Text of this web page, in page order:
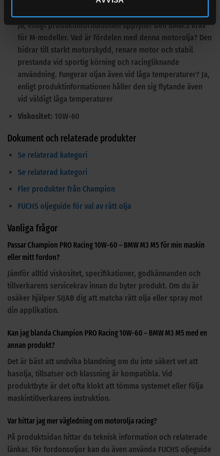
Ja, enligt produktinformationen uppfyller den BMW:s krav
för M-modeller. Vad är fördelen med denna motorolja? Den
bidrar till starkt motorskydd, renare motor och stabil
prestanda vid sportig körning och racingliknande
användning. Fungerar oljan även vid låga temperaturer? Ja,
enligt produktinformationen håller den sig flytande även
vid väldigt låga temperaturer
Viskositet: 10W-60
Dokument och relaterade produkter
Se relaterad kategori
Se relaterad kategori
Fler produkter från Champion
FUCHS oljeguide för val av rätt olja
Vanliga frågor
Passar Champion PRO Racing 10W-60 – BMW M3 M5 för min maskin
eller mitt fordon?
Jämför alltid viskositet, specifikationer, godkännanden och
tillverkarens servicekrav innan du byter produkt. Om du är
osäker hjälper SIJAB dig att matcha rätt olja eller spray mot
din applikation.
Kan jag blanda Champion PRO Racing 10W-60 – BMW M3 M5 med en
annan produkt?
Det är bäst att undvika blandning om du inte säkert vet att
basolja, tillsatser och klassning är kompatibla. Vid
produktbyte är det ofta klokt att tömma systemet eller följa
maskintillverkarens instruktion.
Var hittar jag mer vägledning om motorolja racing?
På produktsidan hittar du teknisk information och relaterade
länkar. För fordonsoljor kan du även använda FUCHS oljeguide